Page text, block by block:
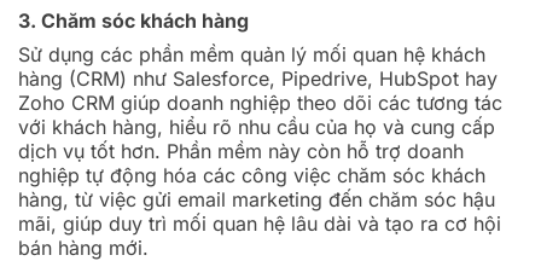
3. Chăm sóc khách hàng
Sử dụng các phần mềm quản lý mối quan hệ khách
hàng (CRM) như Salesforce, Pipedrive, HubSpot hay
Zoho CRM giúp doanh nghiệp theo dõi các tương tác
với khách hàng, hiểu rõ nhu cầu của họ và cung cấp
dịch vụ tốt hơn. Phần mềm này còn hỗ trợ doanh
nghiệp tự động hóa các công việc chăm sóc khách
hàng, từ việc gửi email marketing đến chăm sóc hậu
mãi, giúp duy trì mối quan hệ lâu dài và tạo ra cơ hội
bán hàng mới.